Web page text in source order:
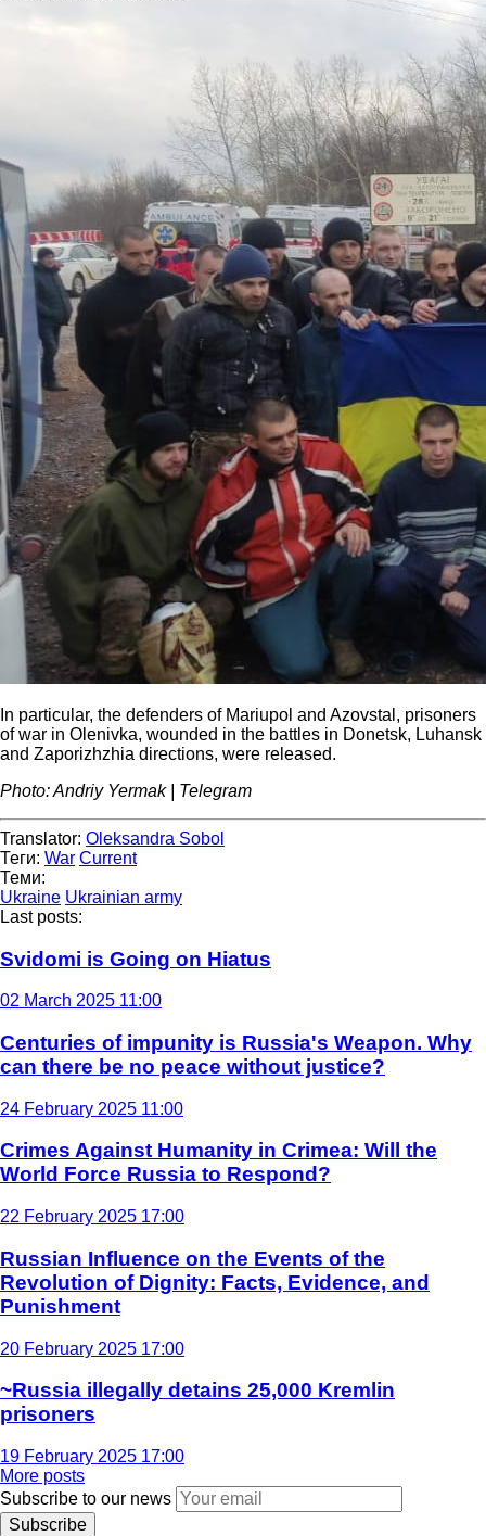
In particular, the defenders of Mariupol and Azovstal, prisoners
of war in Olenivka, wounded in the battles in Donetsk, Luhansk
and Zaporizhzhia directions, were released.
Photo: Andriy Yermak | Telegram
Translator: Oleksandra Sobol
Теги: War Current
Теми:
Ukraine Ukrainian army
Last posts:
Svidomi is Going on Hiatus
02 March 2025 11:00
Centuries of impunity is Russia's Weapon. Why
can there be no peace without justice?
24 February 2025 11:00
Crimes Against Humanity in Crimea: Will the
World Force Russia to Respond?
22 February 2025 17:00
Russian Influence on the Events of the
Revolution of Dignity: Facts, Evidence, and
Punishment
20 February 2025 17:00
~Russia illegally detains 25,000 Kremlin
prisoners
19 February 2025 17:00
More posts
Subscribe to our news
Subscribe